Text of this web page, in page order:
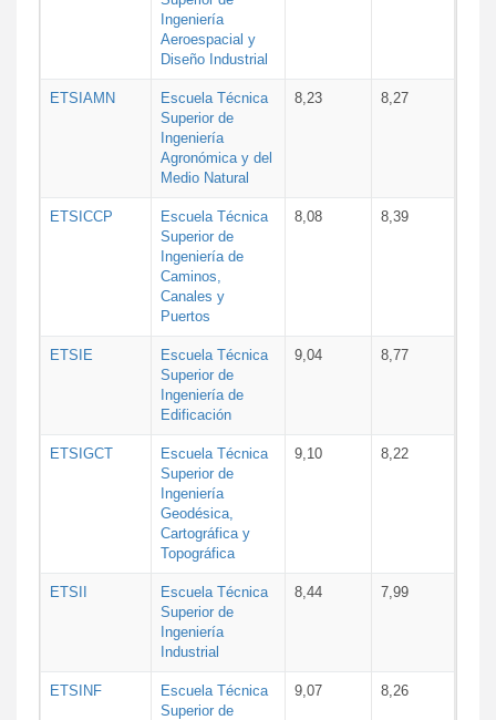
Ingeniería
Aeroespacial y
Diseño Industrial
ETSIAMN
Escuela Técnica
Superior de
Ingeniería
Agronómica y del
Medio Natural
8,23 8,27
ETSICCP
Escuela Técnica
Superior de
Ingeniería de
Caminos,
Canales y
Puertos
8,08 8,39
ETSIE
Escuela Técnica
Superior de
Ingeniería de
Edificación
9,04 8,77
ETSIGCT
Escuela Técnica
Superior de
Ingeniería
Geodésica,
Cartográfica y
Topográfica
9,10 8,22
ETSII
Escuela Técnica
Superior de
Ingeniería
Industrial
8,44 7,99
ETSINF
Escuela Técnica
Superior de
9,07 8,26